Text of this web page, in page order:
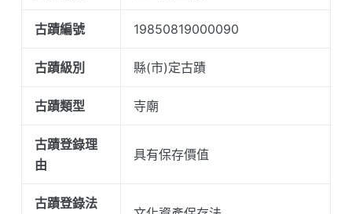
古蹟編號 19850819000090
古蹟級別 縣(市)定古蹟
古蹟類型 寺廟
古蹟登錄理
由
具有保存價值
古蹟登錄法